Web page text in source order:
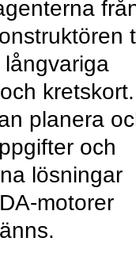
kretskort.
planera
och
lösningar
motorer